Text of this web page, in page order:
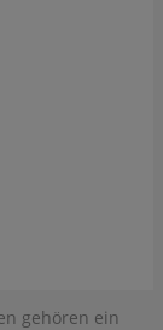
gehören ein